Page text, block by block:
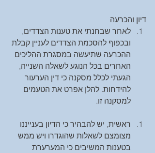
דיון והכרעה
לאחר שבחנתי את טענות הצדדים,
ובכפוף להסכמת הצדדים לעניין קבלת
ההכרעה שתיעשה במסגרת ההליכים
האחרים בכל הנוגע לשאלה השנייה,
הגעתי לכלל מסקנה כי דין הערעור
להידחות. להלן אפרט את הטעמים
למסקנה זו.
ראשית, יש להבהיר כי הדיון בענייננו
מצומצם לשאלות שהוגדרו ויש ממש
בטענות המשיבים כי המערערת